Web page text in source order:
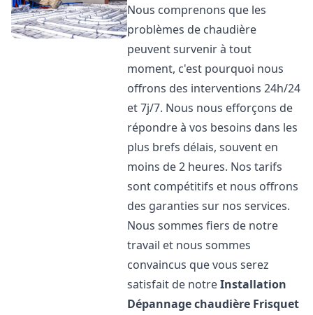
Nous comprenons que les
problèmes de chaudière
peuvent survenir à tout
moment, c'est pourquoi nous
offrons des interventions 24h/24
et 7j/7. Nous nous efforçons de
répondre à vos besoins dans les
plus brefs délais, souvent en
moins de 2 heures. Nos tarifs
sont compétitifs et nous offrons
des garanties sur nos services.
Nous sommes fiers de notre
travail et nous sommes
convaincus que vous serez
satisfait de notreInstallation
Dépannage chaudière Frisquet